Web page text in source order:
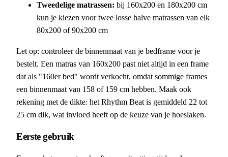
Tweedelige matrassen: bij 160x200 en 180x200 cm
kun je kiezen voor twee losse halve matrassen van elk
80x200 of 90x200 cm
Let op: controleer de binnenmaat van je bedframe voor je
bestelt. Een matras van 160x200 past niet altijd in een frame
dat als "160er bed" wordt verkocht, omdat sommige frames
een binnenmaat van 158 of 159 cm hebben. Maak ook
rekening met de dikte: het Rhythm Beat is gemiddeld 22 tot
25 cm dik, wat invloed heeft op de keuze van je hoeslaken.
Eerste gebruik